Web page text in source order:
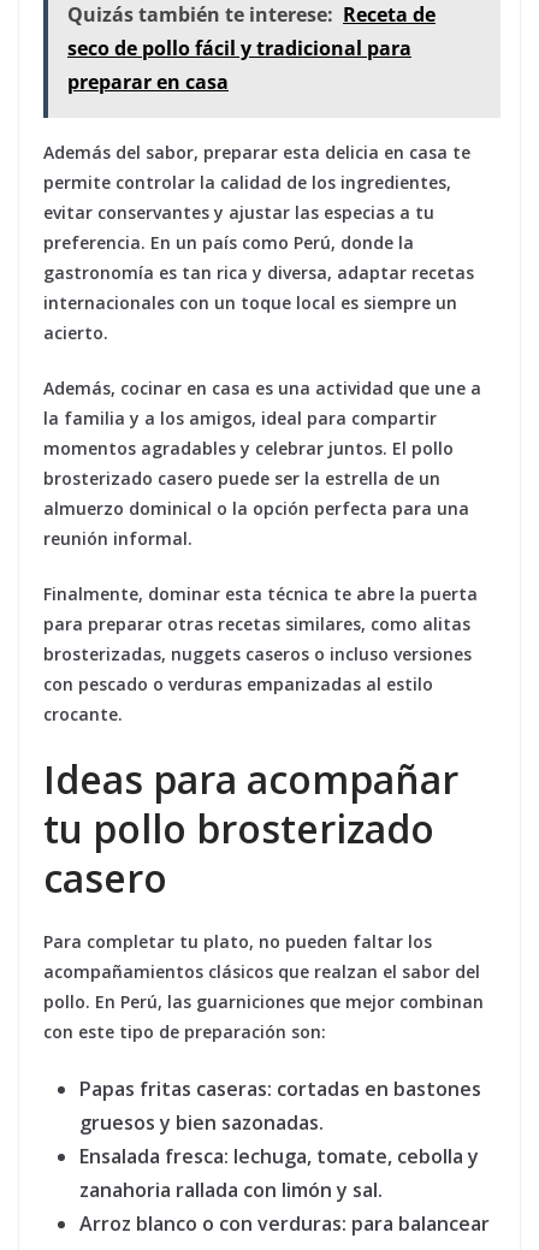
Quizás también te interese: Receta de
seco de pollo fácil y tradicional para
preparar en casa
Además del sabor, preparar esta delicia en casa te
permite controlar la calidad de los ingredientes,
evitar conservantes y ajustar las especias a tu
preferencia. En un país como Perú, donde la
gastronomía es tan rica y diversa, adaptar recetas
internacionales con un toque local es siempre un
acierto.
Además, cocinar en casa es una actividad que une a
la familia y a los amigos, ideal para compartir
momentos agradables y celebrar juntos. El pollo
brosterizado casero puede ser la estrella de un
almuerzo dominical o la opción perfecta para una
reunión informal.
Finalmente, dominar esta técnica te abre la puerta
para preparar otras recetas similares, como alitas
brosterizadas, nuggets caseros o incluso versiones
con pescado o verduras empanizadas al estilo
crocante.
Ideas para acompañar
tu pollo brosterizado
casero
Para completar tu plato, no pueden faltar los
acompañamientos clásicos que realzan el sabor del
pollo. En Perú, las guarniciones que mejor combinan
con este tipo de preparación son:
Papas fritas caseras: cortadas en bastones
gruesos y bien sazonadas.
Ensalada fresca: lechuga, tomate, cebolla y
zanahoria rallada con limón y sal.
Arroz blanco o con verduras: para balancear